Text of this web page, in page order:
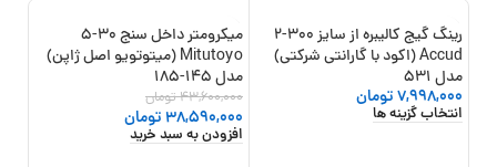
رینگ گیج کالیبره از سایز 300-2
Accud (اکود با گارانتی شرکتی)
مدل 531
7,998,000تومان
انتخاب گزینه ها
-11%
میکرومتر داخل سنج 30-5
Mitutoyo (میتوتویو اصل ژاپن)
مدل 145-185
43,600,000تومان
38,590,000تومان
افزودن به سبد خرید